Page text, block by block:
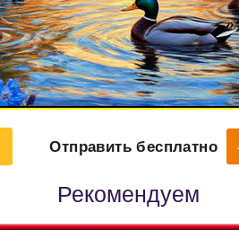
Отправить бесплатно
Рекомендуем